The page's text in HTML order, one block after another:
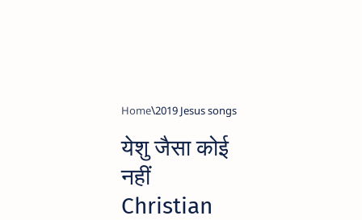
Home 2019 Jesus songs
येशु जैसा कोई
नहीं
Christian